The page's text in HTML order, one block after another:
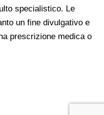
specialistico. Le
un fine divulgativo e
prescrizione medica o